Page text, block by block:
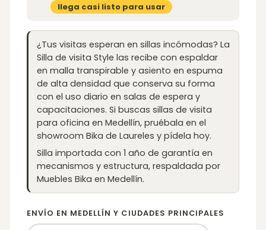
llega casi listo para usar
¿Tus visitas esperan en sillas incómodas? La
Silla de visita Style las recibe con espaldar
en malla transpirable y asiento en espuma
de alta densidad que conserva su forma
con el uso diario en salas de espera y
capacitaciones. Si buscas sillas de visita
para oficina en Medellín, pruébala en el
showroom Bika de Laureles y pídela hoy.
Silla importada con 1 año de garantía en
mecanismos y estructura, respaldada por
Muebles Bika en Medellín.
ENVÍO EN MEDELLÍN Y CIUDADES PRINCIPALES